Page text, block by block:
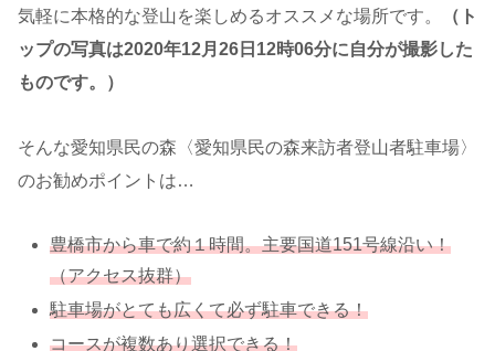
気軽に本格的な登山を楽しめるオススメな場所です。
（ト
ップの写真は2020年12月26日12時06分に自分が撮影した
ものです。）
そんな愛知県民の森〈愛知県民の森来訪者登山者駐車場〉
のお勧めポイントは…
豊橋市から車で約１時間。主要国道151号線沿い！
（アクセス抜群）
駐車場がとても広くて必ず駐車できる！
コースが複数あり選択できる！